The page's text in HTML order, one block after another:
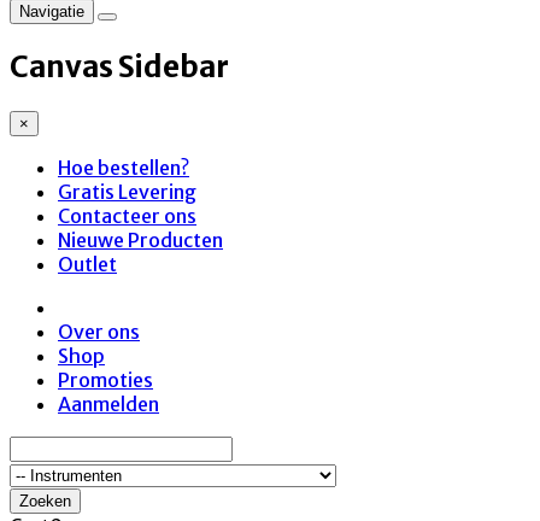
Navigatie
Canvas Sidebar
×
Hoe bestellen?
Gratis Levering
Contacteer ons
Nieuwe Producten
Outlet
Over ons
Shop
Promoties
Aanmelden
Zoeken